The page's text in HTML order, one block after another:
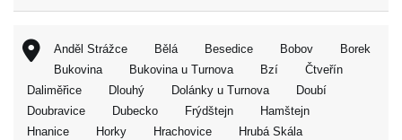
Anděl Strážce Bělá Besedice Bobov
Borek
Bukovina
Bukovina u Turnova Bzí
Čtveřín
Daliměřice
Dlouhý Dolánky u Turnova
Doubí
Doubravice
Dubecko Frýdštejn
Hamštejn
Hnanice
Horky Hrachovice
Hrubá Skála